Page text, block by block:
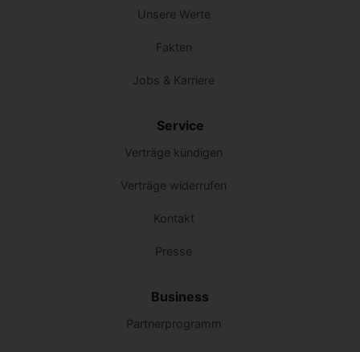
Unsere Werte
Fakten
Jobs & Karriere
Service
Verträge kündigen
Verträge widerrufen
Kontakt
Presse
Business
Partnerprogramm